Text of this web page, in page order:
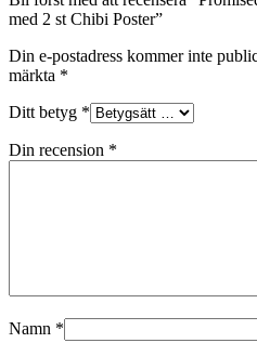
med 2 st Chibi Poster”
Din e-postadress kommer inte
märkta *
Ditt betyg *
Din recension *
Namn *